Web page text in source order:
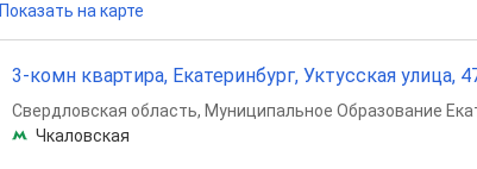
Показать на карте
3-комн квартира, Екатеринбург, Уктусская улица,
Свердловская область, Муниципальное Образование
Чкаловская